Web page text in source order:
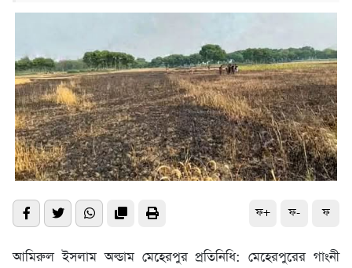
ফ+ ফ- ফ
আমিরুল ইসলাম অল্ডাম মেহেরপুর প্রতিনিধি: মেহেরপুরের গাংনী